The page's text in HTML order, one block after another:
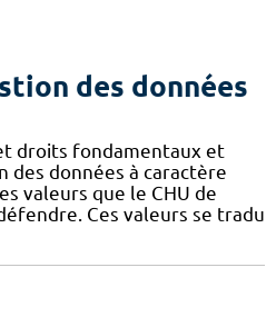
des données
droits fondamentaux et
données à caractère
valeurs que le CHU de
Ces valeurs se tradu